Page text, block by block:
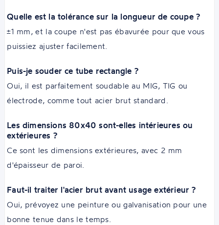
Quelle est la tolérance sur la longueur de coupe ?
±1 mm, et la coupe n'est pas ébavurée pour que vous
puissiez ajuster facilement.
Puis-je souder ce tube rectangle ?
Oui, il est parfaitement soudable au MIG, TIG ou
électrode, comme tout acier brut standard.
Les dimensions 80x40 sont-elles intérieures ou
extérieures ?
Ce sont les dimensions extérieures, avec 2 mm
d'épaisseur de paroi.
Faut-il traiter l'acier brut avant usage extérieur ?
Oui, prévoyez une peinture ou galvanisation pour une
bonne tenue dans le temps.